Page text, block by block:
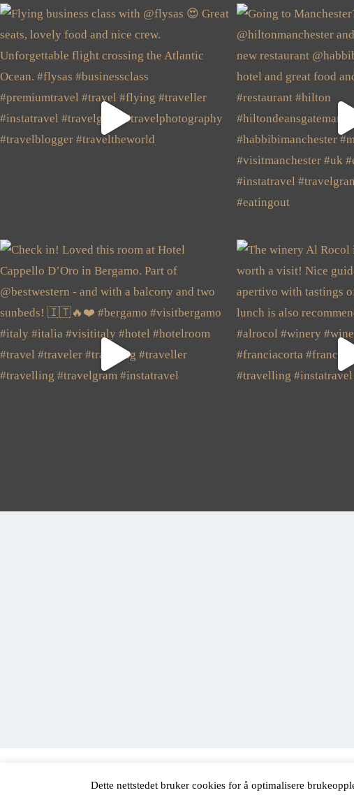
Dette nettstedet bruker cookies for å optimalisere